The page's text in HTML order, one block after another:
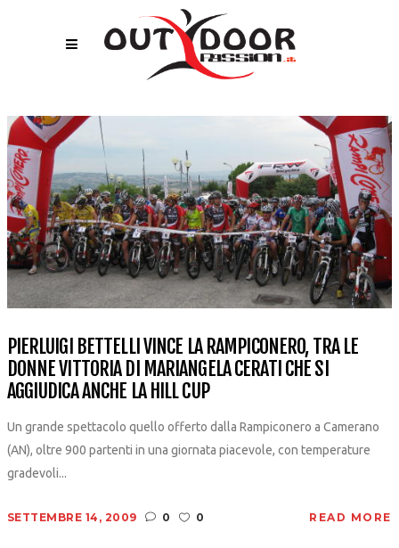
PIERLUIGI BETTELLI VINCE LA RAMPICONERO, TRA LE
DONNE VITTORIA DI MARIANGELA CERATI CHE SI
AGGIUDICA ANCHE LA HILL CUP
Un grande spettacolo quello offerto dalla Rampiconero a Camerano
(AN), oltre 900 partenti in una giornata piacevole, con temperature
gradevoli...
SETTEMBRE 14, 2009 0 0 READ MORE